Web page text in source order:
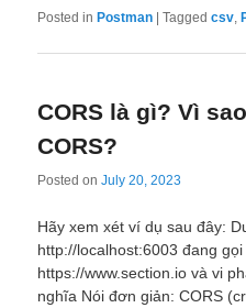
Posted in Postman |Tagged csv,
CORS là gì? Vì
CORS?
Posted onJuly 20, 2023
Hãy xem xét ví dụ sau đây:
http://localhost:6003 đang
https://www.section.io và vi
nghĩa Nói đơn giản: CORS